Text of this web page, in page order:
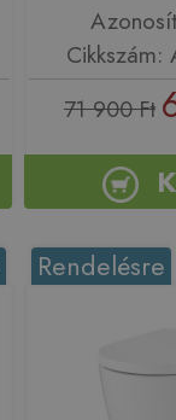
71 900 Ft
Rendelésre